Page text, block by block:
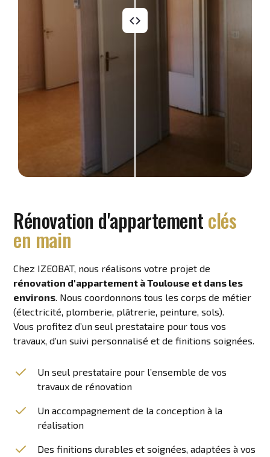
Rénovation d'appartementclés
en main
Chez IZEOBAT, nous réalisons votre projet de
rénovation d'appartement à Toulouse et dans les
environs. Nous coordonnons tous les corps de métier
(électricité, plomberie, plâtrerie, peinture, sols).
Vous profitez d’un seul prestataire pour tous vos
travaux, d’un suivi personnalisé et de finitions soignées.
Un seul prestataire pour l’ensemble de vos
travaux de rénovation
Un accompagnement de la conception à la
réalisation
Des finitions durables et soignées, adaptées à vos